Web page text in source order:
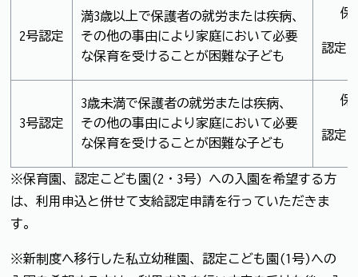
2号認定
満3歳以上で保護者の就労または疾病、
その他の事由により家庭において必要
な保育を受けることが困難な子ども
保
認定
3号認定
3歳未満で保護者の就労または疾病、
その他の事由により家庭において必要
な保育を受けることが困難な子ども
保
認定
※保育園、認定こども園(2・3号) への入園を希望する方
は、利用申込と併せて支給認定申請を行っていただきま
す。
※新制度へ移行した私立幼稚園、認定こども園(1号)への